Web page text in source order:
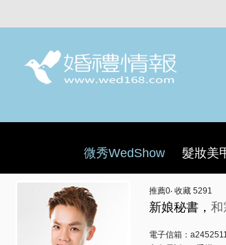
微秀WedShow 髮妝美
推薦0‧ 收藏 5291
新娘秘書， 和
電子信箱：